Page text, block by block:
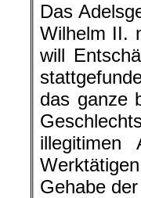
Das
Wilhelm II.
will
das ganze
illegitimen
Gehabe